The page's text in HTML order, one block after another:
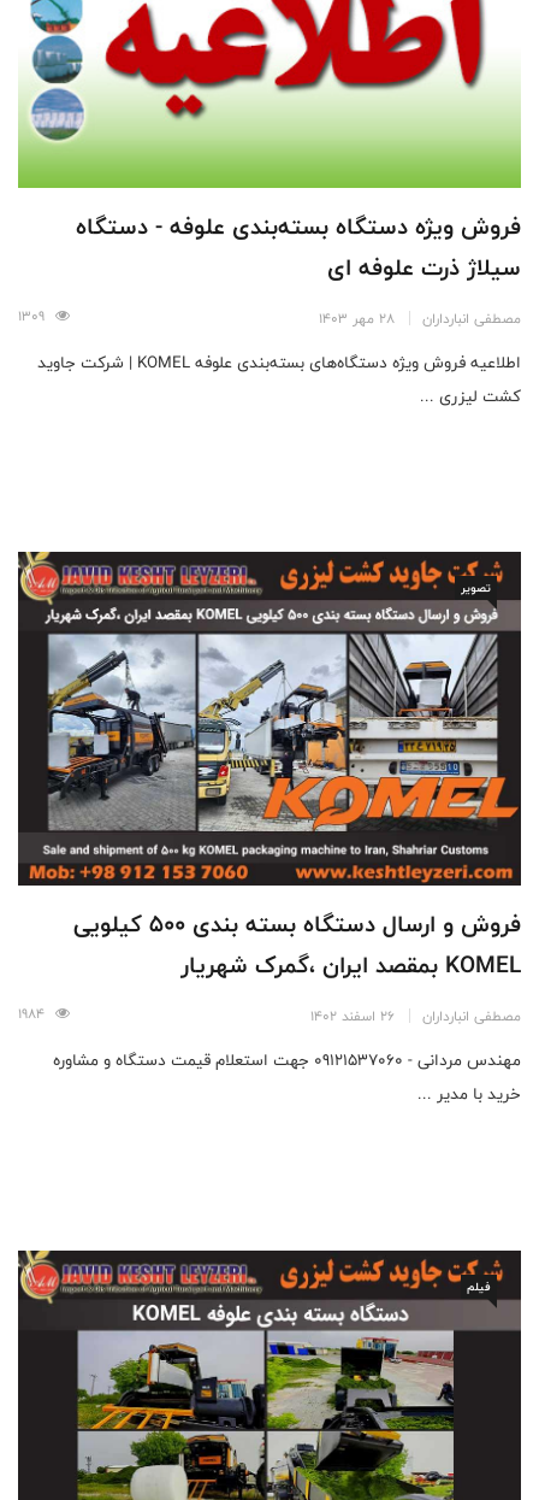
فروش ویژه دستگاه‌ بسته‌بندی علوفه - دستگاه
سیلاژ ذرت علوفه ای
مصطفی انبارداران 28 مهر 1403
اطلاعیه فروش ویژه دستگاه‌های بسته‌بندی علوفه KOMEL | شرکت جاوید
کشت لیزری ...
تصویر
فروش و ارسال دستگاه بسته بندی 500 کیلویی
KOMEL بمقصد ایران ،‌گمرک شهریار
مصطفی انبارداران 26 اسفند 1402
مهندس مردانی - 09121537060 جهت استعلام قیمت دستگاه و مشاوره
خرید با مدیر ...
فیلم